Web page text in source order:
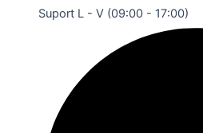
Suport L - V (09:00 - 17:00)